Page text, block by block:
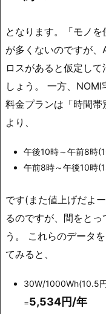
となります。「モノ
が多くないのですが
ロスがあると仮定し
しょう。 一方、
料金プランは「時間帯
より、
午後10時～午前8時
午前8時～午後10時
です(また値上げだよ
るのですが、間をと
う。 これらのデータ
てみると、
30W/1000Wh(10.5
=5,534円/年